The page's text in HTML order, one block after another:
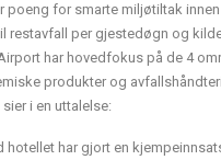
poeng for smarte miljøtiltak
restavfall per gjestedøgn og
har hovedfokus på de 4
produkter og
i en uttalelse:
hotellet har gjort en